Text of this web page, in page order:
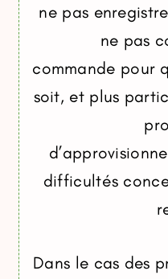
ne pas
ne pas
commande pour
soit, et plus
difficultés
Dans le cas des